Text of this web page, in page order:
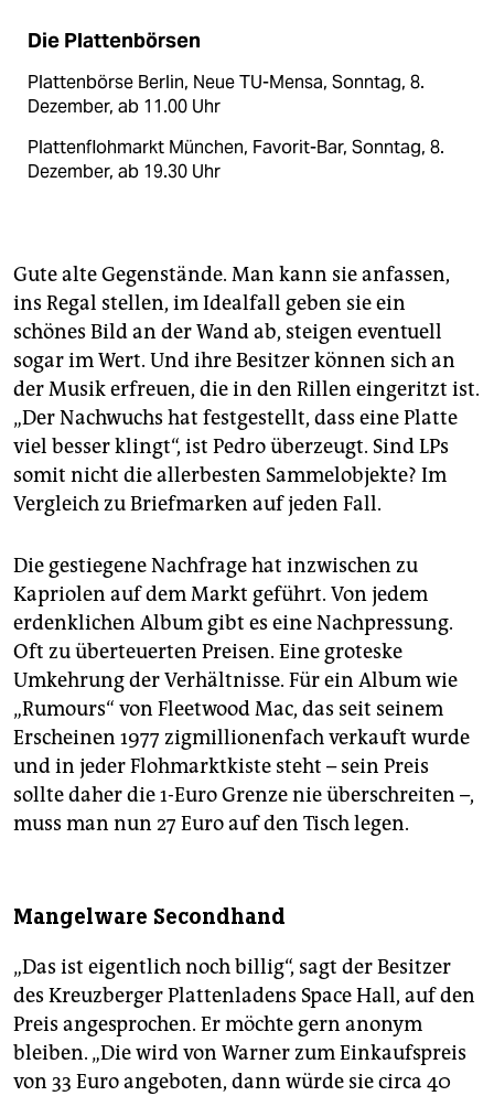
Die Plattenbörsen
Plattenbörse Berlin, Neue TU-Mensa, Sonntag, 8.
Dezember, ab 11.00 Uhr
Plattenflohmarkt München, Favorit-Bar, Sonntag, 8.
Dezember, ab 19.30 Uhr
Gute alte Gegenstände. Man kann sie anfassen,
ins Regal stellen, im Idealfall geben sie ein
schönes Bild an der Wand ab, steigen eventuell
sogar im Wert. Und ihre Besitzer können sich an
der Musik erfreuen, die in den Rillen eingeritzt ist.
„Der Nachwuchs hat festgestellt, dass eine Platte
viel besser klingt“, ist Pedro überzeugt. Sind LPs
somit nicht die allerbesten Sammelobjekte? Im
Vergleich zu Briefmarken auf jeden Fall.
Die gestiegene Nachfrage hat inzwischen zu
Kapriolen auf dem Markt geführt. Von jedem
erdenklichen Album gibt es eine Nachpressung.
Oft zu überteuerten Preisen. Eine groteske
Umkehrung der Verhältnisse. Für ein Album wie
„Rumours“ von Fleetwood Mac, das seit seinem
Erscheinen 1977 zigmillionenfach verkauft wurde
und in jeder Flohmarktkiste steht – sein Preis
sollte daher die 1-Euro Grenze nie überschreiten –,
muss man nun 27 Euro auf den Tisch legen.
Mangelware Secondhand
„Das ist eigentlich noch billig“, sagt der Besitzer
des Kreuzberger Plattenladens Space Hall, auf den
Preis angesprochen. Er möchte gern anonym
bleiben. „Die wird von Warner zum Einkaufspreis
von 33 Euro angeboten, dann würde sie circa 40